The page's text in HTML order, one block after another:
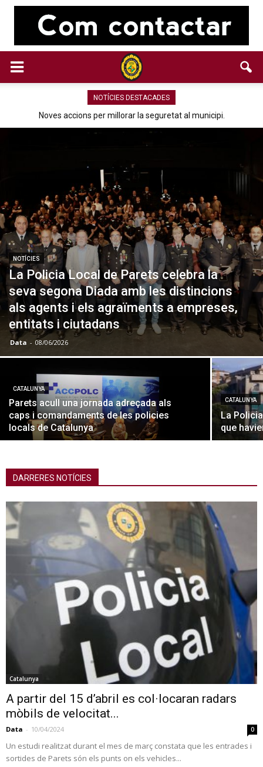
NOTÍCIES DESTACADES
Noves accions per millorar la seguretat al municipi.
NOTÍCIES
La Policia Local de Parets celebra la
seva segona Diada amb les distincions
als agents i els agraïments a empreses,
entitats i ciutadans
Data - 08/06/2026
CATALUNYA
Parets acull una jornada adreçada als
caps i comandaments de les policies
locals de Catalunya
CATALUNYA
La
que
DARRERES NOTÍCIES
Catalunya
A partir del 15 d’abril es col·locaran radars
mòbils de velocitat...
Data - 10/04/2024 0
Un estudi realitzat durant el mes de març constata que les entrades i
sortides de Parets són els punts on els vehicles...